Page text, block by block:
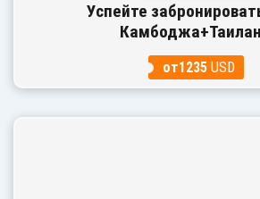
Успейте
от1235 USD